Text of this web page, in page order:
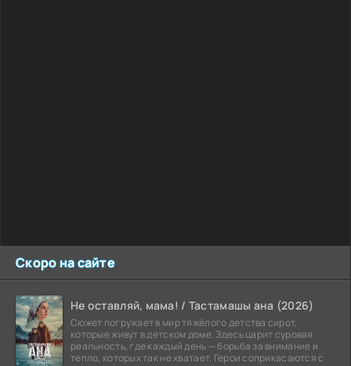
Скоро на сайте
Не оставляй, мама! / Тастамашы ана (2026)
Сюжет погружает в мир тяжёлого детства сирот,
которые живут в детском доме. Здесь царит суровая
реальность, где каждый день — борьба за внимание и
тепло, которых так не хватает. Герои соприкасаются с